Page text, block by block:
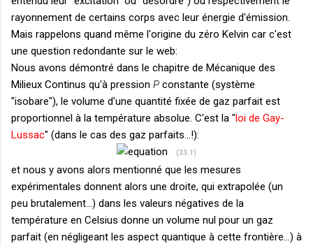
rayonnement de certains corps avec leur énergie d'émission.
Mais rappelons quand même l'origine du zéro Kelvin car c'est
une question redondante sur le web:
Nous avons démontré dans le chapitre de Mécanique des
Milieux Continus qu'à pression P constante (système
"isobare"), le volume d'une quantité fixée de gaz parfait est
proportionnel à la température absolue. C'est la "loi de Gay-
Lussac" (dans le cas des gaz parfaits...!):
(33.1)
et nous y avons alors mentionné que les mesures
expérimentales donnent alors une droite, qui extrapolée (un
peu brutalement...) dans les valeurs négatives de la
température en Celsius donne un volume nul pour un gaz
parfait (en négligeant les aspect quantique à cette frontière...) à